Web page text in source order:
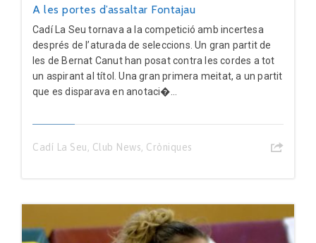
A les portes d’assaltar Fontajau
Cadí La Seu tornava a la competició amb incertesa
després de l’aturada de seleccions. Un gran partit de
les de Bernat Canut han posat contra les cordes a tot
un aspirant al títol. Una gran primera meitat, a un partit
que es disparava en anotaci�...
Cadí La Seu, Club News, Cròniques